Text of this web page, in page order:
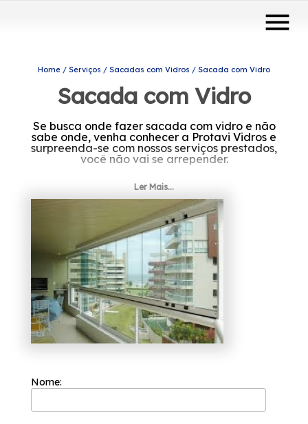
menu
Home Serviços Sacadas com Vidros Sacada com Vidro
Sacada com Vidro
Se busca onde fazer sacada com vidro e não
sabe onde, venha conhecer a Protavi Vidros e
surpreenda-se com nossos serviços prestados,
você não vai se arrepender.
Contamos com profissionais experientes e
treinados periodicamente e por isso, estamos
crescendo a cada dia mais.
Ler Mais...
Nome: